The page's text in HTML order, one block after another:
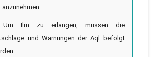
anzunehmen.
Ilm zu erlangen, müssen die
und Warnungen der Aql befolgt